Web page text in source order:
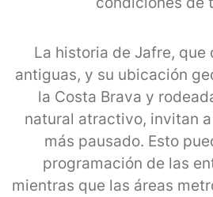
La historia de Jafre, que
antiguas, y su ubicación
la Costa Brava y
natural atractivo, invitan
más pausado. Esto
programación de las
mientras que las áreas